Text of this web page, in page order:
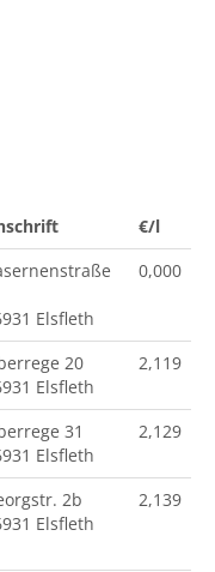
€/l
Elsfleth
0,000
20
Elsfleth
2,119
31
Elsfleth
2,129
2b
Elsfleth
2,139